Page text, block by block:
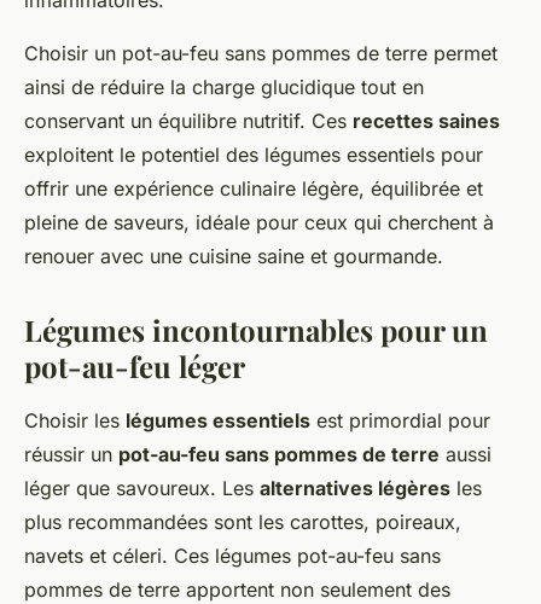
Choisir un pot-au-feu sans pommes de terre permet
ainsi de réduire la charge glucidique tout en
conservant un équilibre nutritif. Ces recettes saines
exploitent le potentiel des légumes essentiels pour
offrir une expérience culinaire légère, équilibrée et
pleine de saveurs, idéale pour ceux qui cherchent à
renouer avec une cuisine saine et gourmande.
Légumes incontournables pour un
pot-au-feu léger
Choisir les légumes essentiels est primordial pour
réussir un pot-au-feu sans pommes de terre aussi
léger que savoureux. Les alternatives légères les
plus recommandées sont les carottes, poireaux,
navets et céleri. Ces légumes pot-au-feu sans
pommes de terre apportent non seulement des